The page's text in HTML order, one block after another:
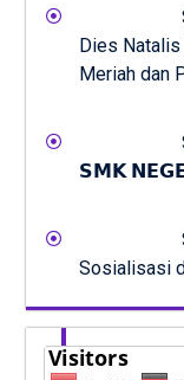
Dies
Meriah dan
𝗦𝗠𝗞
Sosialisasi